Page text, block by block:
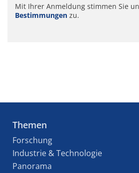
Mit Ihrer Anmeldung stimmen Sie
Bestimmungen zu.
Themen
Forschung
Industrie & Technologie
Panorama